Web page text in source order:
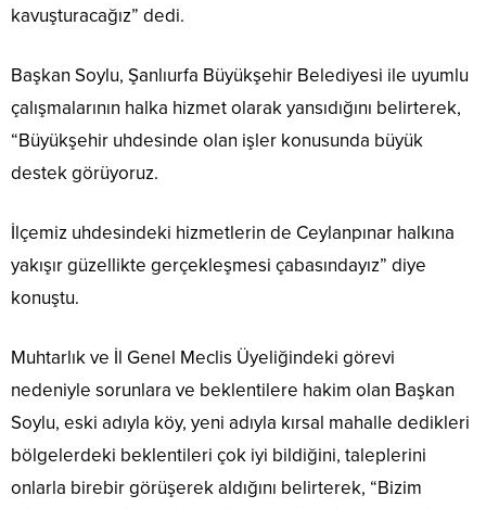
kavuşturacağız” dedi.
Başkan Soylu, Şanlıurfa Büyükşehir Belediyesi ile uyumlu
çalışmalarının halka hizmet olarak yansıdığını belirterek,
“Büyükşehir uhdesinde olan işler konusunda büyük
destek görüyoruz.
İlçemiz uhdesindeki hizmetlerin de Ceylanpınar halkına
yakışır güzellikte gerçekleşmesi çabasındayız” diye
konuştu.
Muhtarlık ve İl Genel Meclis Üyeliğindeki görevi
nedeniyle sorunlara ve beklentilere hakim olan Başkan
Soylu, eski adıyla köy, yeni adıyla kırsal mahalle dedikleri
bölgelerdeki beklentileri çok iyi bildiğini, taleplerini
onlarla birebir görüşerek aldığını belirterek, “Bizim